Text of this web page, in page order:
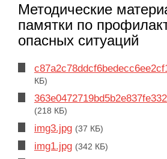
Методические
памятки по
опасных ситуаций
КБ)
(218 КБ)
img3.jpg (37 КБ)
img1.jpg (342 КБ)